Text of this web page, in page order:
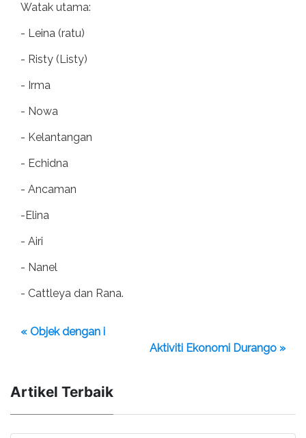
Watak utama:
- Leina (ratu)
- Risty (Listy)
- Irma
- Nowa
- Kelantangan
- Echidna
- Ancaman
-Elina
- Airi
- Nanel
- Cattleya dan Rana.
« Objek dengan i
Aktiviti Ekonomi Durango »
Artikel Terbaik